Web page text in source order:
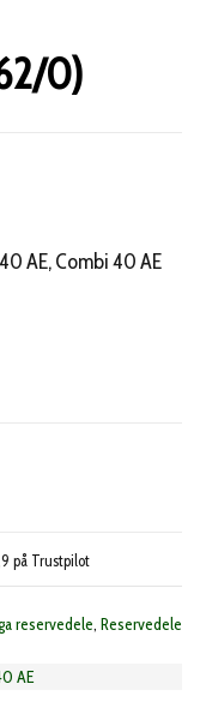
0)
AE, Combi 40 AE
på Trustpilot
reservedele Reservedele
AE